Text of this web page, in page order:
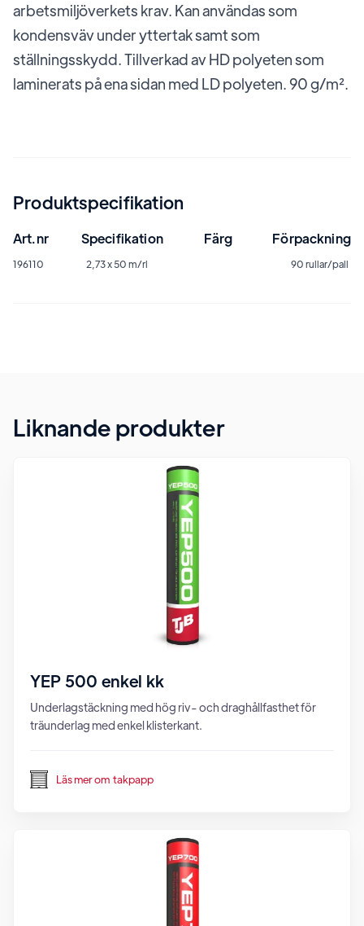
arbetsmiljöverkets krav. Kan användas som
kondensväv under yttertak samt som
ställningsskydd. Tillverkad av HD polyeten som
laminerats på ena sidan med LD polyeten. 90 g/m².
Produktspecifikation
Art.nr Specifikation Färg Förpackning
196110 2,73 x 50 m/rl 90 rullar/pall
Liknande produkter
YEP 500 enkel kk
Underlagstäckning med hög riv- och draghållfasthet för
träunderlag med enkel klisterkant.
Läs mer om takpapp